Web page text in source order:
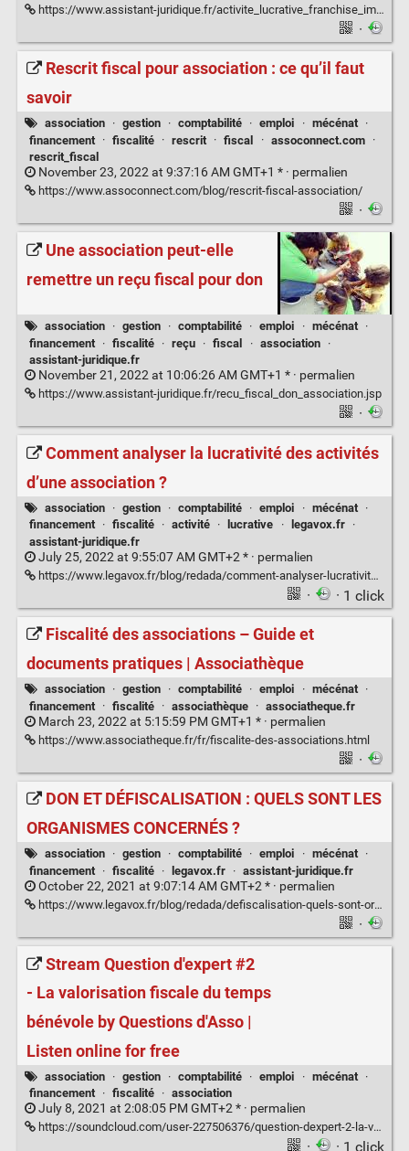
https://www.assistant-juridique.fr/activite_lucrative_franchise_impots.jsp
·
Rescrit fiscal pour association : ce qu’il faut
savoir
association · gestion · comptabilité · emploi · mécénat
·
financement
· fiscalité · rescrit · fiscal · assoconnect.com
·
rescrit_fiscal
November 23, 2022 at 9:37:16 AM GMT+1 * · permalien
https://www.assoconnect.com/blog/rescrit-fiscal-association/
·
Une association peut-elle
remettre un reçu fiscal pour don
association · gestion · comptabilité · emploi · mécénat
·
financement
· fiscalité · reçu · fiscal · association
·
assistant-juridique.fr
November 21, 2022 at 10:06:26 AM GMT+1 * · permalien
https://www.assistant-juridique.fr/recu_fiscal_don_association.jsp
·
Comment analyser la lucrativité des activités
d’une association ?
association · gestion · comptabilité · emploi · mécénat
·
financement
· fiscalité · activité · lucrative · legavox.fr
·
assistant-juridique.fr
July 25, 2022 at 9:55:07 AM GMT+2 * · permalien
https://www.legavox.fr/blog/redada/comment-analyser-lucrativite-activites-association-32795.htm
· · 1 click
Fiscalité des associations – Guide et
documents pratiques | Associathèque
association · gestion · comptabilité · emploi · mécénat
·
financement
· fiscalité · associathèque · associatheque.fr
March 23, 2022 at 5:15:59 PM GMT+1 * · permalien
https://www.associatheque.fr/fr/fiscalite-des-associations.html
·
DON ET DÉFISCALISATION : QUELS SONT LES
ORGANISMES CONCERNÉS ?
association · gestion · comptabilité · emploi · mécénat
·
financement
· fiscalité · legavox.fr · assistant-juridique.fr
October 22, 2021 at 9:07:14 AM GMT+2 * · permalien
https://www.legavox.fr/blog/redada/defiscalisation-quels-sont-organismes-concernes-31504.htm
·
Stream Question d'expert #2
- La valorisation fiscale du temps
bénévole by Questions d'Asso |
Listen online for free
association · gestion · comptabilité · emploi · mécénat
·
financement
· fiscalité · association
July 8, 2021 at 2:08:05 PM GMT+2 * · permalien
https://soundcloud.com/user-227506376/question-dexpert-2-la-valorisation-fiscale-du-temps-benevole
· · 1 click